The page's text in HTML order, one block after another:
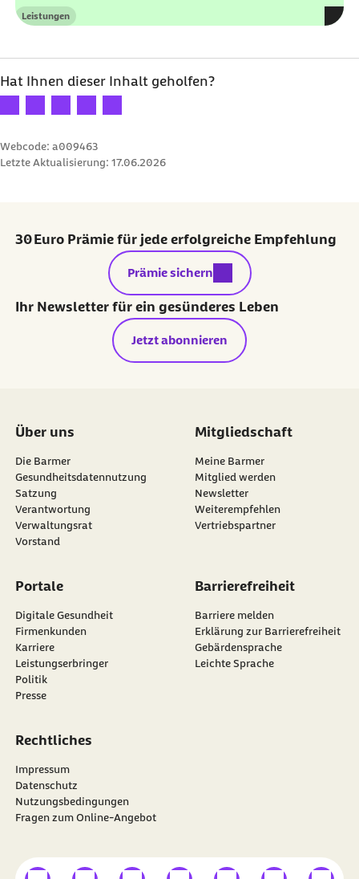
Kategorie
Leistungen
Hat Ihnen dieser Inhalt geholfen?
Webcode: a009463
Letzte Aktualisierung: 17.06.2026
30 Euro Prämie für jede erfolgreiche Empfehlung
externer Link:
Prämie sichern
Ihr Newsletter für ein gesünderes Leben
Jetzt abonnieren
Über uns
Die Barmer
Gesundheitsdatennutzung
Satzung
Verantwortung
Verwaltungsrat
Vorstand
Mitgliedschaft
Meine Barmer
Mitglied werden
Newsletter
externer Link:
Weiterempfehlen
Vertriebspartner
Portale
Digitale Gesundheit
Firmenkunden
Karriere
Leistungserbringer
Politik
Presse
Barrierefreiheit
Barriere melden
Erklärung zur Barrierefreiheit
Gebärdensprache
Leichte Sprache
Rechtliches
Impressum
Datenschutz
Nutzungsbedingungen
Fragen zum Online-Angebot
externer Linkexterner Linkexterner Linkexterner Linkexterner Linkexterner Link